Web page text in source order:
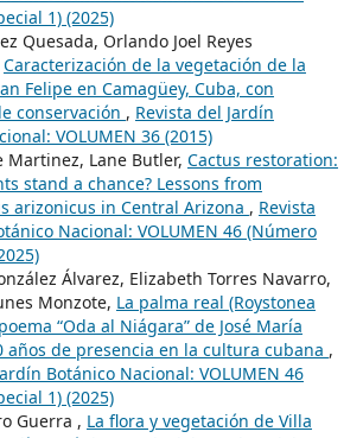
1) (2025)
Quesada, Orlando Joel Reyes
Caracterización de la vegetación de la
Felipe en Camagüey, Cuba, con
conservación , Revista del Jardín
VOLUMEN 36 (2015)
Martinez, Lane Butler, Cactus restoration:
stand a chance? Lessons from
arizonicus in Central Arizona , Revista
Nacional: VOLUMEN 46 (Número
Álvarez, Elizabeth Torres Navarro,
Monzote, La palma real (Roystonea
“Oda al Niágara” de José María
años de presencia en la cultura cubana ,
Botánico Nacional: VOLUMEN 46
1) (2025)
Guerra , La flora y vegetación de Villa